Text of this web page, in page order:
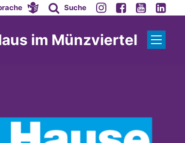
Suche
im Münzviertel